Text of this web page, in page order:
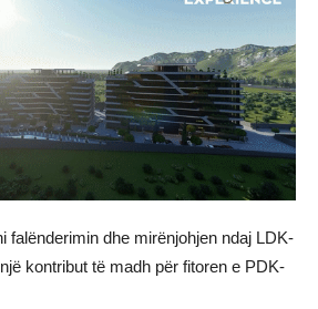
falënderimin dhe mirënjohjen ndaj LDK-
kontribut të madh për fitoren e PDK-